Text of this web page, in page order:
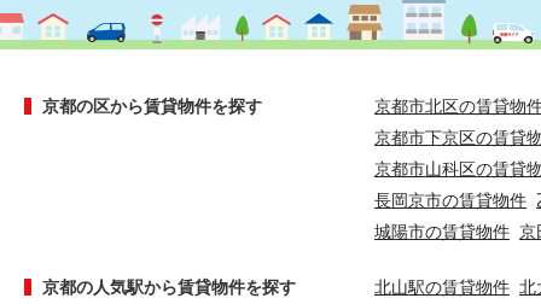
京都の区から賃貸物件を探す
京都市北区の賃貸物
京都市下京区の賃貸
京都市山科区の賃貸
長岡京市の賃貸物件
城陽市の賃貸物件 京
京都の人気駅から賃貸物件を探す 北山駅の賃貸物件 北